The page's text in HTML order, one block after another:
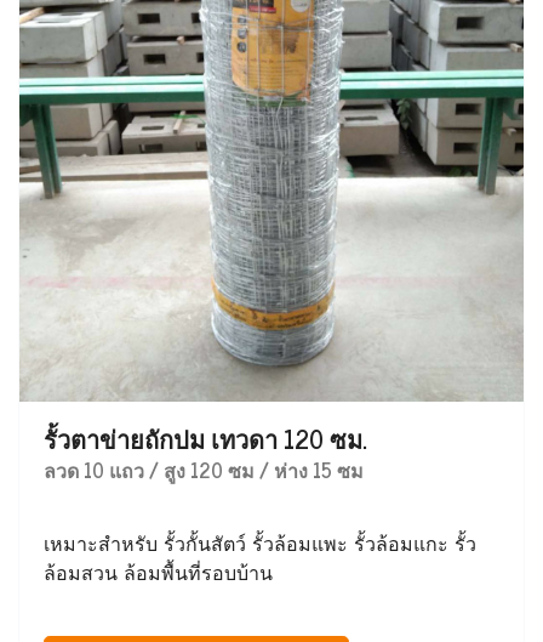
รั้วตาข่ายถักปม เทวดา 120 ซม.
ลวด 10 แถว / สูง 120 ซม / ห่าง 15 ซม
เหมาะสำหรับ รั้วกั้นสัตว์ รั้วล้อมแพะ รั้วล้อมแกะ รั้ว
ล้อมสวน ล้อมพื้นที่รอบบ้าน